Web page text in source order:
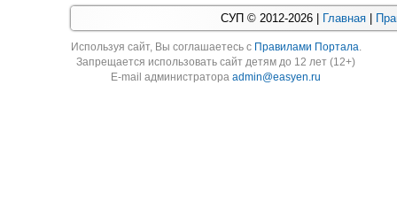
СУП © 2012-2026 | Главная
Используя cайт, Вы соглашаетесь с Правилами Портала.
Запрещается использовать сайт детям до 12 лет (12+)
E-mail администратораadmin@easyen.ru